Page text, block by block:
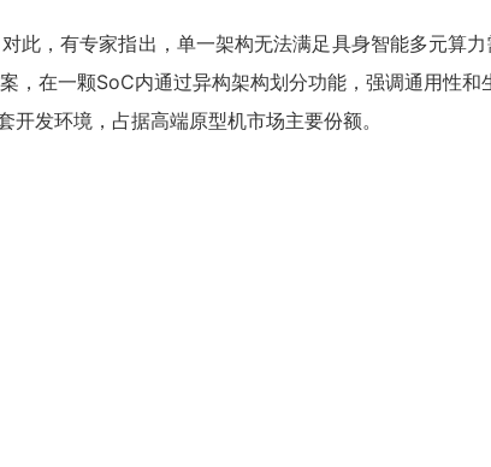
此，有专家指出，单一架构无法满足具身智能多元算
在一颗SoC内通过异构架构划分功能，强调通用性和
发环境，占据高端原型机市场主要份额。